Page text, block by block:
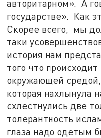
авторитарном». А
государстве». Как
Скорее всего, мы
таки
история нам
того что происходит
окружающей
которая нахлынула
схлестнулись две
толерантность
глаза надо одетым